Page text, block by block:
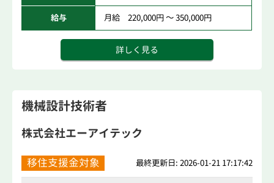
給与 月給 220,000円 ～ 350,000円
詳しく見る
機械設計技術者
株式会社エーアイテック
移住支援金対象 最終更新日: 2026-01-21 17:17:42